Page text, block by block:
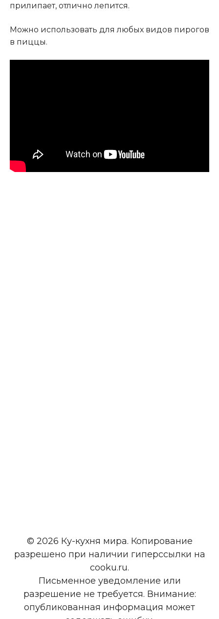
прилипает, отлично лепится.
Можно использовать для любых видов пирогов
в пиццы.
© 2026 Ку-кухня мира. Копирование
разрешено при наличии гиперссылки на
cooku.ru.
Письменное уведомление или
разрешение не требуется. Внимание:
опубликованная информация может